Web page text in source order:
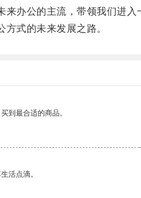
办公的主流，带领我们进入
式的未来发展之路。
到最合适的商品。
活点滴。